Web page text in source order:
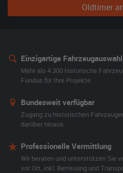
Oldtimer
Einzigartige Fahrzeugauswahl
Mehr als 4.300 historische
Fundus für Ihre Projekte.
Bundesweit verfügbar
Zugang zu historischen
darüber hinaus.
Professionelle Vermittlung
Wir beraten und unterstützen Sie
vor Ort, inkl. Betreuung und